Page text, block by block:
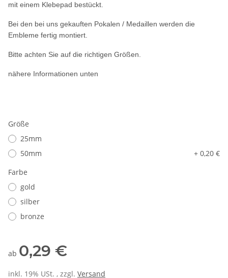
mit einem Klebepad bestückt.
Bei den bei uns gekauften Pokalen / Medaillen werden die
Embleme fertig montiert.
Bitte achten Sie auf die richtigen Größen.
nähere Informationen unten
Größe
25mm
50mm
+ 0,20 €
Farbe
gold
silber
bronze
ab 0,29 €
inkl. 19% USt. , zzgl. Versand